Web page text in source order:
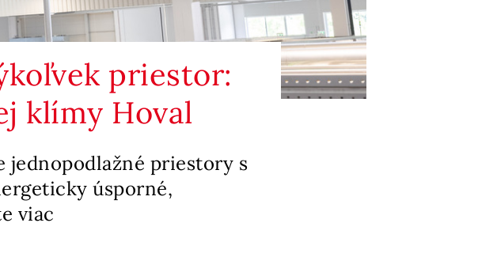
priestor:
klímy Hoval
jednopodlažné priestory s
úsporné,
viac